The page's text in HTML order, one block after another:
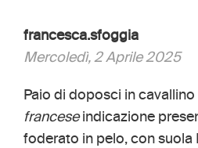
francesca.sfoggia
Mercoledì, 2 Aprile 2025
Paio di doposci in cavallino
franceseindicazione
foderato in pelo, con suola